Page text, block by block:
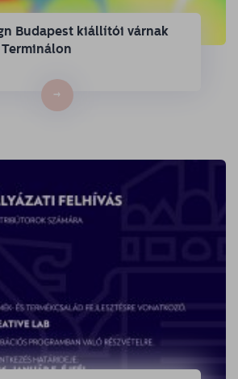
Budapest kiállítói várnak
→